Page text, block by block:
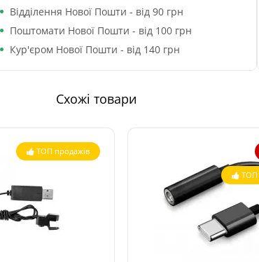
Відділення Нової Пошти - від 90 грн
Поштомати Нової Пошти - від 100 грн
Кур'єром Нової Пошти - від 140 грн
Схожі товари
ТОП продажів
ТОП